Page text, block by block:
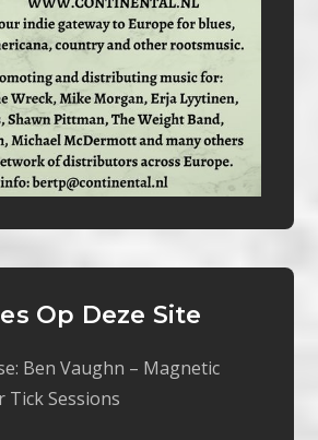
Op Deze Site
Ben Vaughn – Magnetic
Tick Sessions